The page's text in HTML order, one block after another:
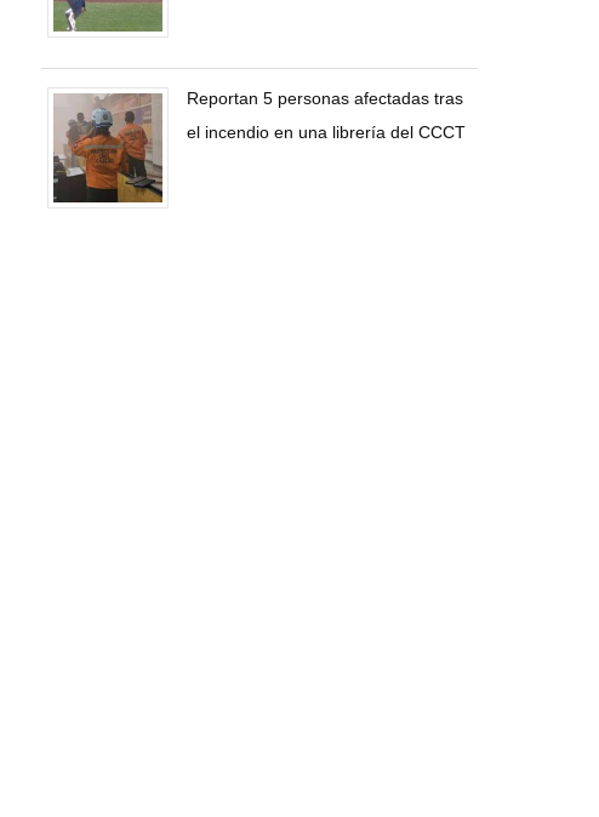
Reportan 5 personas afectadas tras
el incendio en una librería del CCCT